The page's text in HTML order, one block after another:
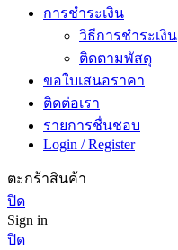
การชำระเงิน
วิธีการชำระเงิน
ติดตามพัสดุ
ขอใบเสนอราคา
ติดต่อเรา
รายการชื่นชอบ
Login / Register
ตะกร้าสินค้า
ปิด
Sign in
ปิด